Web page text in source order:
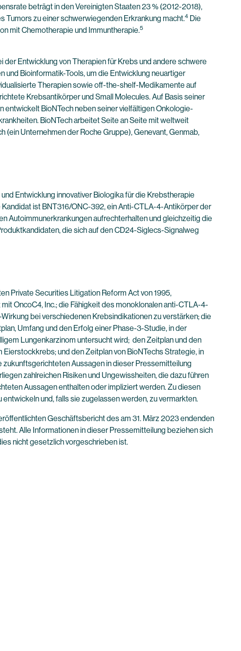
beträgt in den Vereinigten Staaten 23 % (2012-2018),
Tumors zu einer schwerwiegenden Erkrankung macht.4 Die
mit Chemotherapie und Immuntherapie.5
Entwicklung von Therapien für Krebs und andere schwere
Bioinformatik-Tools, um die Entwicklung neuartiger
Therapien sowie off-the-shelf-Medikamente auf
Krebsantikörper und Small Molecules. Auf Basis seiner
BioNTech neben seiner vielfältigen Onkologie-
BioNTech arbeitet Seite an Seite mit weltweit
(ein Unternehmen der Roche Gruppe), Genevant, Genmab,
Entwicklung innovativer Biologika für die Krebstherapie
ist BNT316/ONC-392, ein Anti-CTLA-4-Antikörper der
Autoimmunerkrankungen aufrechterhalten und gleichzeitig die
die sich auf den CD24-Siglecs-Signalweg
Private Securities Litigation Reform Act von 1995,
OncoC4, Inc.; die Fähigkeit des monoklonalen anti-CTLA-4-
bei verschiedenen Krebsindikationen zu verstärken; die
Umfang und den Erfolg einer Phase-3-Studie, in der
Lungenkarzinom untersucht wird; den Zeitplan und den
und den Zeitplan von BioNTechs Strategie, in
Aussagen in dieser Pressemitteilung
zahlreichen Risiken und Ungewissheiten, die dazu führen
Aussagen enthalten oder impliziert werden. Zu diesen
und, falls sie zugelassen werden, zu vermarkten.
Geschäftsbericht des am 31. März 2023 endenden
Alle Informationen in dieser Pressemitteilung beziehen sich
nicht gesetzlich vorgeschrieben ist.